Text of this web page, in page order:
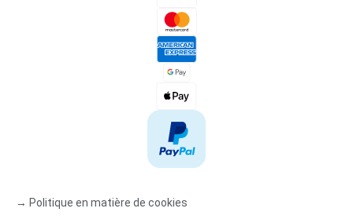
→ Politique en matière de cookies